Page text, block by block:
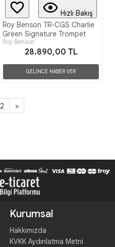
Hızlı Bakış
Roy Benson TR-CGS Charlie
Green Signature Trompet
Roy Benson
28.890,00 TL
GELİNCE HABER VER
2 >
Kurumsal
Hakkımızda
KVKK Aydınlatma Metni